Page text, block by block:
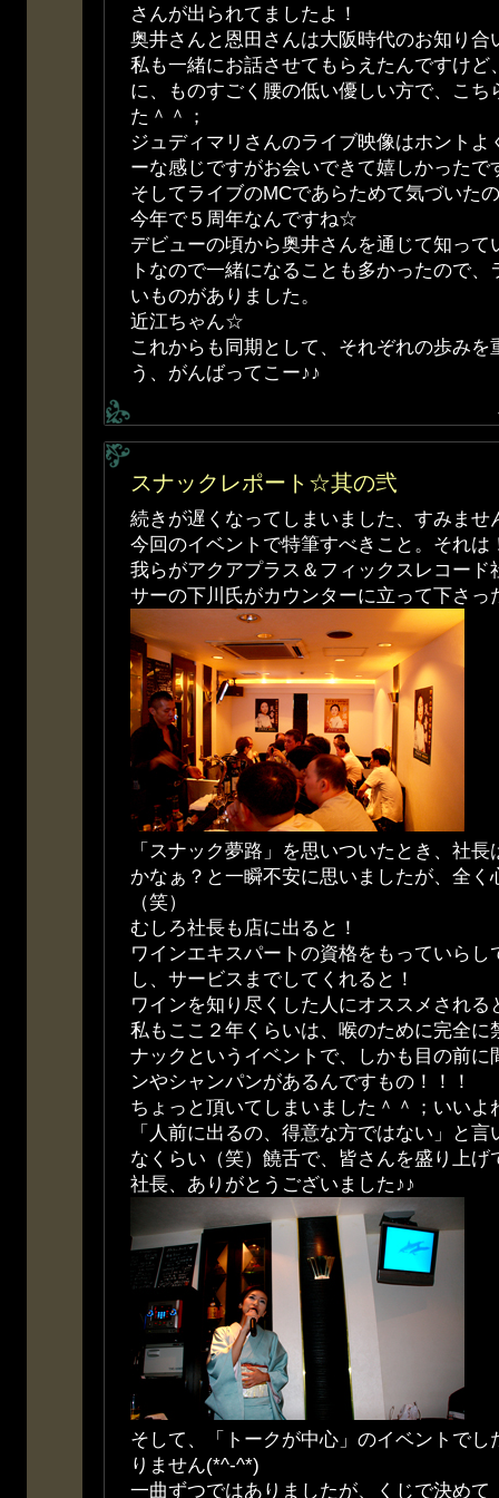
さんが出られてましたよ！
奥井さんと恩田さんは大阪時代のお知り合
私も一緒にお話させてもらえたんですけど
に、ものすごく腰の低い優しい方で、こち
た＾＾；
ジュディマリさんのライブ映像はホント
ーな感じですがお会いできて嬉しかったで
そしてライブのMCであらためて気づいた
今年で５周年なんですね☆
デビューの頃から奥井さんを通じて知って
トなので一緒になることも多かったので
いものがありました。
近江ちゃん☆
これからも同期として、それぞれの歩み
う、がんばってこー♪♪
スナックレポート☆其の弐
続きが遅くなってしまいました、すみませ
今回のイベントで特筆すべきこと。それは
我らがアクアプラス＆フィックスレコード
サーの下川氏がカウンターに立って下さっ
「スナック夢路」を思いついたとき、社
かなぁ？と一瞬不安に思いましたが、全く
（笑）
むしろ社長も店に出ると！
ワインエキスパートの資格をもっていらし
し、サービスまでしてくれると！
ワインを知り尽くした人にオススメされる
私もここ２年くらいは、喉のために完全に
ナックというイベントで、しかも目の前に
ンやシャンパンがあるんですもの！！！
ちょっと頂いてしまいました＾＾；いいよ
「人前に出るの、得意な方ではない」と
なくらい（笑）饒舌で、皆さんを盛り上げ
社長、ありがとうございました♪♪
そして、「トークが中心」のイベントでし
りません(*^-^*)
一曲ずつではありましたが、くじで決めて